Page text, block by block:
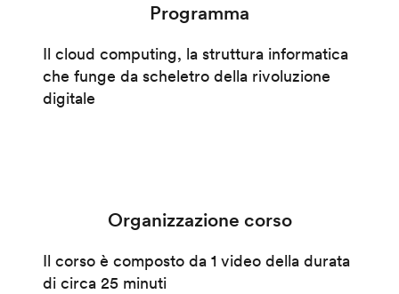
Programma
Il cloud computing, la struttura informatica
che funge da scheletro della rivoluzione
digitale
Organizzazione corso
Il corso è composto da 1 video della durata
di circa 25 minuti